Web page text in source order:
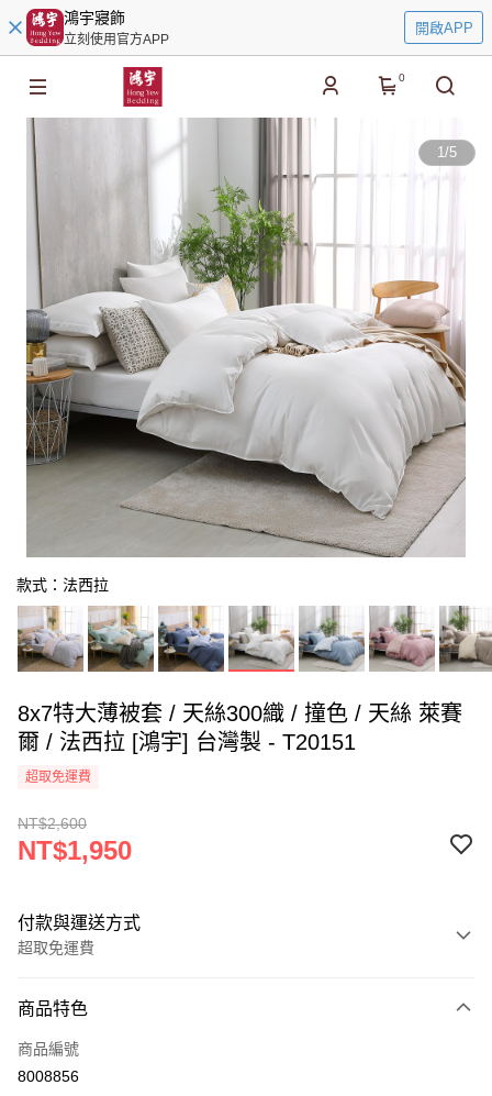
鴻宇寢飾
立刻使用官方APP
開啟APP
0
1/5
款式：法西拉
8x7特大薄被套 / 天絲300織 / 撞色 / 天絲 萊賽
爾 / 法西拉 [鴻宇] 台灣製 - T20151
超取免運費
NT$2,600
NT$1,950
付款與運送方式
超取免運費
信用卡一次付款
超商取貨付款
商品特色
商品編號
8008856